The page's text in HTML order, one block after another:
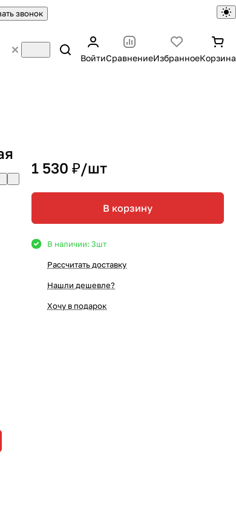
звонок
ВойтиСравнениеИзбранноеКорзина
1 530 ₽/шт
В корзину
В наличии: 3шт
Рассчитать доставку
Нашли дешевле?
Хочу в подарок